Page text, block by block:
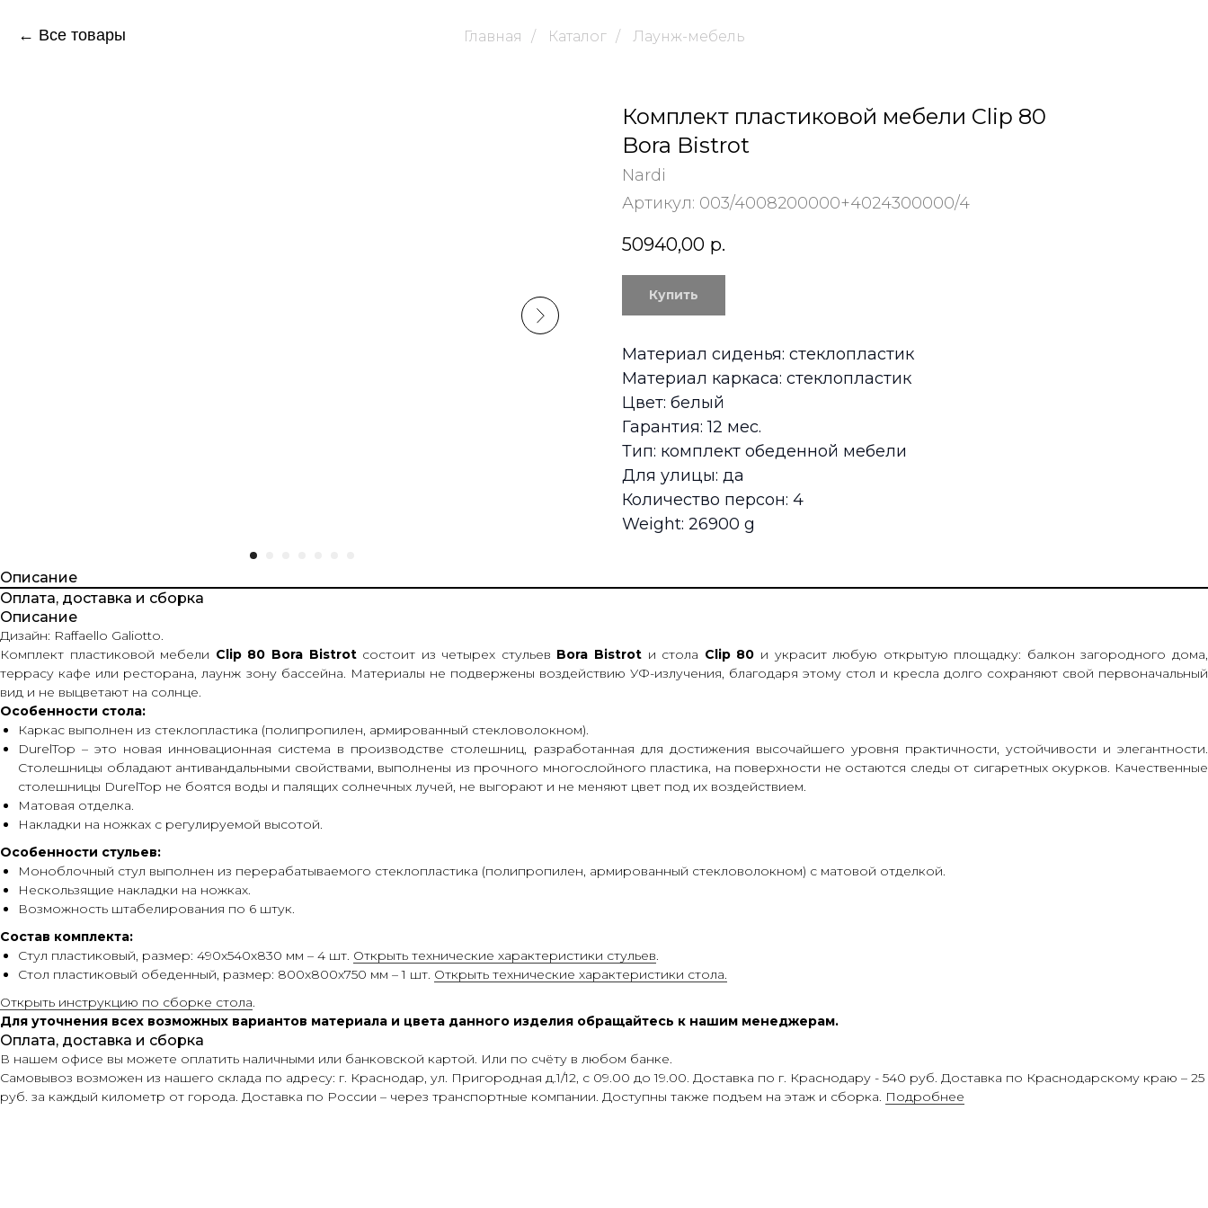
← Все товары Главная / Каталог / Лаунж-мебель
Комплект пластиковой мебели Clip 80
Bora Bistrot
Nardi
Артикул: 003/4008200000+4024300000/4
50940,00 р.
Купить
Материал сиденья: стеклопластик
Материал каркаса: стеклопластик
Цвет: белый
Гарантия: 12 мес.
Тип: комплект обеденной мебели
Для улицы: да
Количество персон: 4
Weight: 26900 g
Описание
Оплата, доставка и сборка
Описание
Дизайн: Raffaello Galiotto.
Комплект пластиковой мебели Clip 80 Bora Bistrotсостоит из четырех стульев Bora Bistrot и стола Clip 80 и украсит любую открытую площадку: балкон загородного дома,
террасу кафе или ресторана, лаунж зону бассейна. Материалы не подвержены воздействию УФ-излучения, благодаря этому стол и кресла долго сохраняют свой первоначальный
вид и не выцветают на солнце.
Особенности стола:
Каркас выполнен из стеклопластика (полипропилен, армированный стекловолокном).
DurelTop – это новая инновационная система в производстве столешниц, разработанная для достижения высочайшего уровня практичности, устойчивости и элегантности.
Столешницы обладают антивандальными свойствами, выполнены из прочного многослойного пластика, на поверхности не остаются следы от сигаретных окурков. Качественные
столешницы DurelTop не боятся воды и палящих солнечных лучей, не выгорают и не меняют цвет под их воздействием.
Матовая отделка.
Накладки на ножках с регулируемой высотой.
Особенности стульев:
Моноблочный стул выполнен из перерабатываемого стеклопластика (полипропилен, армированный стекловолокном) с матовой отделкой.
Нескользящие накладки на ножках.
Возможность штабелирования по 6 штук.
Состав комплекта:
Стул пластиковый, размер: 490х540х830 мм – 4 шт. Открыть технические характеристики стульев.
Стол пластиковый обеденный, размер: 800х800х750 мм – 1 шт. Открыть технические характеристики стола.
Открыть инструкцию по сборке стола.
Для уточнения всех возможных вариантов материала и цвета данного изделия обращайтесь к нашим менеджерам.
Оплата, доставка и сборка
В нашем офисе вы можете оплатить наличными или банковской картой. Или по счёту в любом банке.
Самовывоз возможен из нашего склада по адресу: г. Краснодар, ул. Пригородная д.1/12, с 09.00 до 19.00. Доставка по г. Краснодару - 540 руб. Доставка по Краснодарскому краю – 25
руб. за каждый километр от города. Доставка по России – через транспортные компании. Доступны также подъем на этаж и сборка. Подробнее